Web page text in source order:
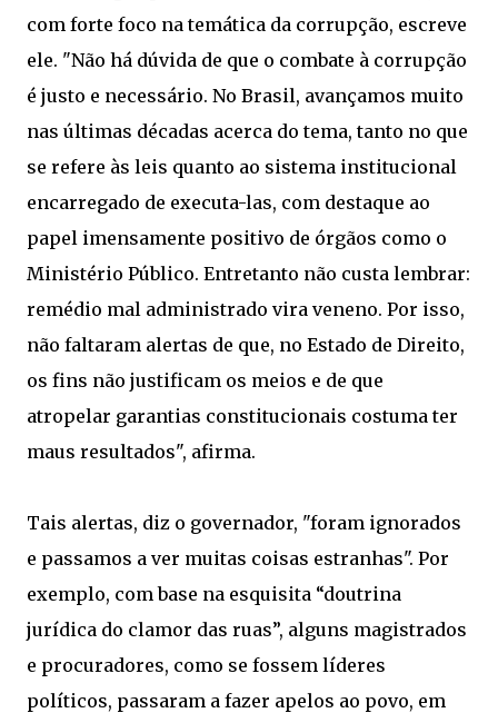
com forte foco na temática da corrupção, escreve
ele. "Não há dúvida de que o combate à corrupção
é justo e necessário. No Brasil, avançamos muito
nas últimas décadas acerca do tema, tanto no que
se refere às leis quanto ao sistema institucional
encarregado de executa-las, com destaque ao
papel imensamente positivo de órgãos como o
Ministério Público. Entretanto não custa lembrar:
remédio mal administrado vira veneno. Por isso,
não faltaram alertas de que, no Estado de Direito,
os fins não justificam os meios e de que
atropelar garantias constitucionais costuma ter
maus resultados", afirma.
Tais alertas, diz o governador, "foram ignorados
e passamos a ver muitas coisas estranhas". Por
exemplo, com base na esquisita “doutrina
jurídica do clamor das ruas”, alguns magistrados
e procuradores, como se fossem líderes
políticos, passaram a fazer apelos ao povo, em